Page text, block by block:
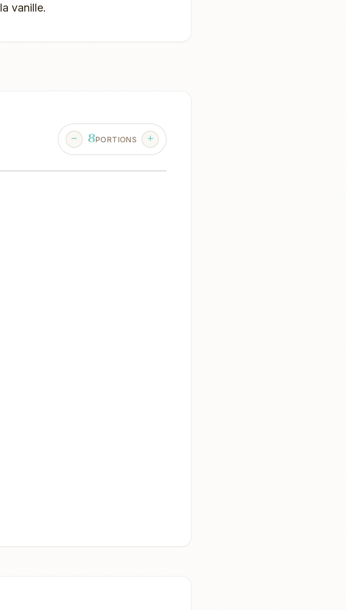
vanille.
8PORTIONS